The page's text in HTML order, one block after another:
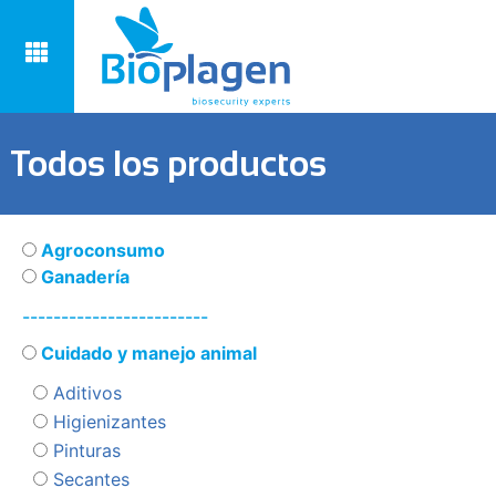
Todos los productos
Agroconsumo
Ganadería
------------------------
Cuidado y manejo animal
Aditivos
Higienizantes
Pinturas
Secantes